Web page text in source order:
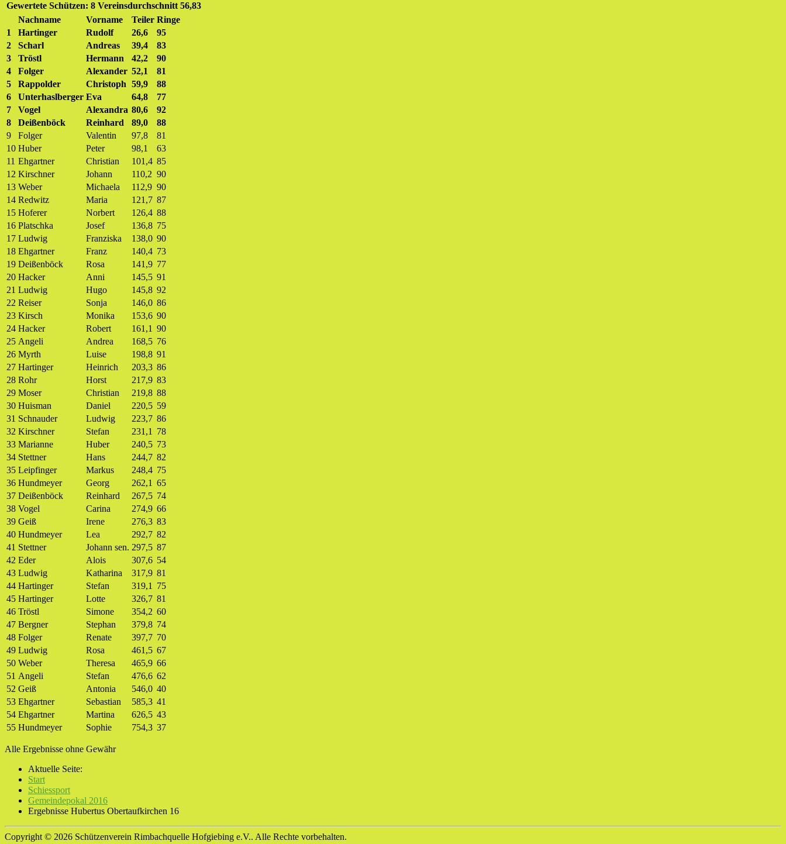
Gewertete Schützen: 8 Vereinsdurchschnitt 56,83
Nachname
Vorname Teiler Ringe
1
Hartinger Rudolf 26,6
95
2
Scharl Andreas 39,4
83
3
Tröstl Hermann 42,2
90
4
Folger Alexander 52,1
81
5
Rappolder Christoph 59,9
88
6
Unterhaslberger Eva 64,8
77
7
Vogel Alexandra 80,6
92
8
Deißenböck Reinhard 89,0
88
9
Folger Valentin 97,8
81
10 Huber Peter 98,1
63
11 Ehgartner Christian 101,4 85
12 Kirschner Johann 110,2 90
13 Weber Michaela 112,9 90
14 Redwitz Maria 121,7 87
15 Hoferer Norbert 126,4 88
16 Platschka Josef 136,8 75
17 Ludwig Franziska 138,0 90
18 Ehgartner Franz 140,4 73
19 Deißenböck Rosa 141,9 77
20 Hacker Anni 145,5 91
21 Ludwig Hugo 145,8 92
22 Reiser Sonja 146,0 86
23 Kirsch Monika 153,6 90
24 Hacker Robert 161,1 90
25 Angeli Andrea 168,5 76
26 Myrth Luise 198,8 91
27 Hartinger Heinrich 203,3 86
28 Rohr Horst 217,9 83
29 Moser Christian 219,8 88
30 Huisman Daniel 220,5 59
31 Schnauder Ludwig 223,7 86
32 Kirschner Stefan 231,1 78
33 Marianne Huber 240,5 73
34 Stettner Hans 244,7 82
35 Leipfinger Markus 248,4 75
36 Hundmeyer Georg 262,1 65
37 Deißenböck Reinhard 267,5 74
38 Vogel Carina 274,9 66
39 Geiß Irene 276,3 83
40 Hundmeyer Lea 292,7 82
41 Stettner Johann sen. 297,5 87
42 Eder Alois 307,6 54
43 Ludwig Katharina 317,9 81
44 Hartinger Stefan 319,1 75
45 Hartinger Lotte 326,7 81
46 Tröstl Simone 354,2 60
47 Bergner Stephan 379,8 74
48 Folger Renate 397,7 70
49 Ludwig Rosa 461,5 67
50 Weber Theresa 465,9 66
51 Angeli Stefan 476,6 62
52 Geiß Antonia 546,0 40
53 Ehgartner Sebastian 585,3 41
54 Ehgartner Martina 626,5 43
55 Hundmeyer Sophie 754,3 37
Alle Ergebnisse ohne Gewähr
Aktuelle Seite:
Start
Schiessport
Gemeindepokal 2016
Ergebnisse Hubertus Obertaufkirchen 16
Copyright © 2026 Schützenverein Rimbachquelle Hofgiebing e.V.. Alle Rechte vorbehalten.